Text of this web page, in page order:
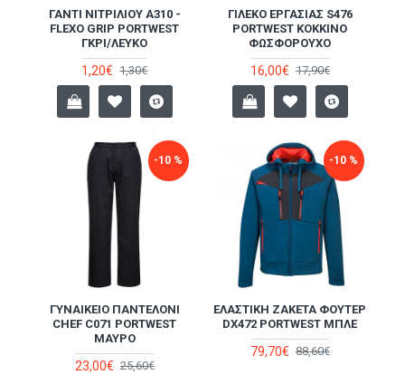
ΓΆΝΤΙ ΝΙΤΡΙΛΊΟΥ A310 -
FLEXO GRIP PORTWEST
ΓΚΡΙ/ΛΕΥΚΌ
1,20€ 1,30€
ΓΙΛΈΚΟ ΕΡΓΑΣΊΑΣ S476
PORTWEST ΚΟΚΚΙΝΟ
ΦΩΣΦΟΡΟΥΧΟ
16,00€ 17,90€
-10 %
ΓΥΝΑΙΚΕΊΟ ΠΑΝΤΕΛΌΝΙ
CHEF C071 PORTWEST
ΜΑΎΡΟ
23,00€ 25,60€
-10 %
ΕΛΑΣΤΙΚΉ ΖΑΚΈΤΑ ΦΟΎΤΕΡ
DX472 PORTWEST ΜΠΛΕ
79,70€ 88,60€